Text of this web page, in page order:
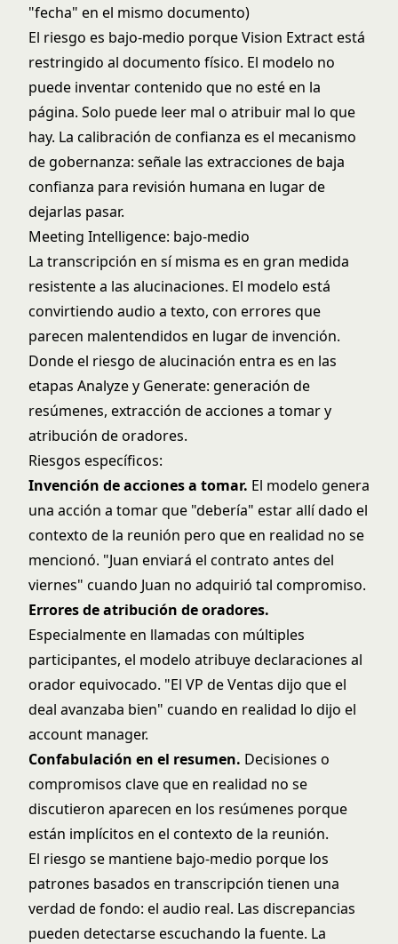
"fecha" en el mismo documento)
El riesgo es bajo-medio porque Vision Extract está
restringido al documento físico. El modelo no
puede inventar contenido que no esté en la
página. Solo puede leer mal o atribuir mal lo que
hay. La calibración de confianza es el mecanismo
de gobernanza: señale las extracciones de baja
confianza para revisión humana en lugar de
dejarlas pasar.
Meeting Intelligence: bajo-medio
La transcripción en sí misma es en gran medida
resistente a las alucinaciones. El modelo está
convirtiendo audio a texto, con errores que
parecen malentendidos en lugar de invención.
Donde el riesgo de alucinación entra es en las
etapas Analyze y Generate: generación de
resúmenes, extracción de acciones a tomar y
atribución de oradores.
Riesgos específicos:
Invención de acciones a tomar. El modelo genera
una acción a tomar que "debería" estar allí dado el
contexto de la reunión pero que en realidad no se
mencionó. "Juan enviará el contrato antes del
viernes" cuando Juan no adquirió tal compromiso.
Errores de atribución de oradores.
Especialmente en llamadas con múltiples
participantes, el modelo atribuye declaraciones al
orador equivocado. "El VP de Ventas dijo que el
deal avanzaba bien" cuando en realidad lo dijo el
account manager.
Confabulación en el resumen. Decisiones o
compromisos clave que en realidad no se
discutieron aparecen en los resúmenes porque
están implícitos en el contexto de la reunión.
El riesgo se mantiene bajo-medio porque los
patrones basados en transcripción tienen una
verdad de fondo: el audio real. Las discrepancias
pueden detectarse escuchando la fuente. La